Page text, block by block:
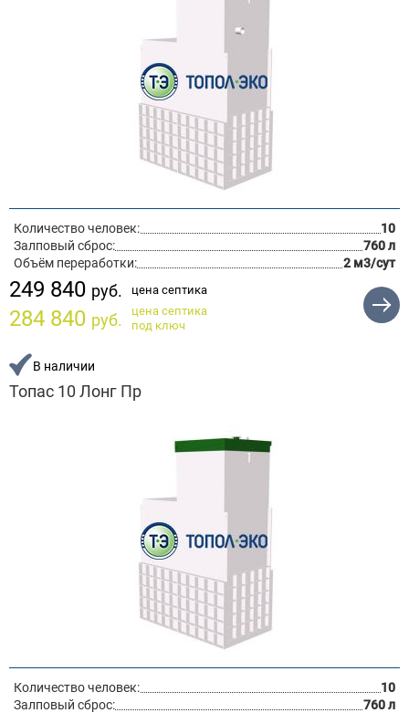
Количество человек:
10
Залповый сброс:
760 л
Объём переработки:
2 м3/сут
249 840 руб. цена септика
284 840 руб.
цена септика
под ключ
В наличии
Топас 10 Лонг Пр
Количество человек:
10
Залповый сброс:
760 л